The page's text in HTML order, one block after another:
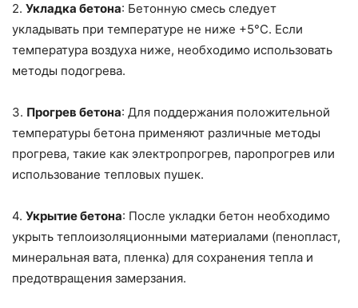
2. Укладка бетона: Бетонную смесь следует
укладывать при температуре не ниже +5°C. Если
температура воздуха ниже, необходимо использовать
методы подогрева.
3. Прогрев бетона: Для поддержания положительной
температуры бетона применяют различные методы
прогрева, такие как электропрогрев, паропрогрев или
использование тепловых пушек.
4. Укрытие бетона: После укладки бетон необходимо
укрыть теплоизоляционными материалами (пенопласт,
минеральная вата, пленка) для сохранения тепла и
предотвращения замерзания.